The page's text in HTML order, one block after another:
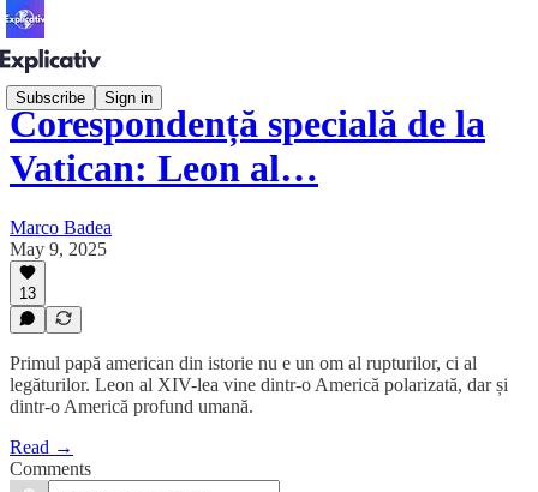
Subscribe Sign in
Corespondență specială de la
Vatican: Leon al…
Marco Badea
May 9, 2025
13
Primul papă american din istorie nu e un om al rupturilor, ci al
legăturilor. Leon al XIV-lea vine dintr-o Americă polarizată, dar și
dintr-o Americă profund umană.
Read →
Comments